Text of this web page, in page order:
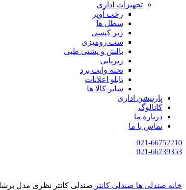
تجهیزات اداری
رخت آویز
سطل ها
زیر کیسی
ست رومیزی
بالش و پشتی طبی
زیرپایی
تخته وایت برد
تابلو اعلانات
سایر کالا ها
پارتیشن اداری
کاتالوگ
درباره ما
تماس با ما
021-66752210
021-66739353
خانه صندلی ها صندلی کانتر صندلی کانتر نظری مدل برشا Nazari Bersha